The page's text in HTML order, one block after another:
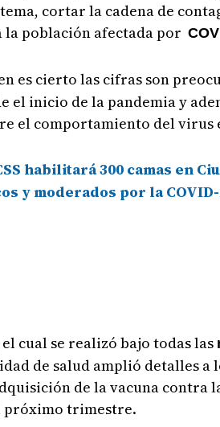
cortar la cadena de
la población afectada por
es cierto las cifras son
el inicio de la pandemia y
el comportamiento del virus
habilitará 300 camas en
y moderados por la
cual se realizó bajo todas las
de salud amplió detalles a
de la vacuna contra
próximo trimestre.